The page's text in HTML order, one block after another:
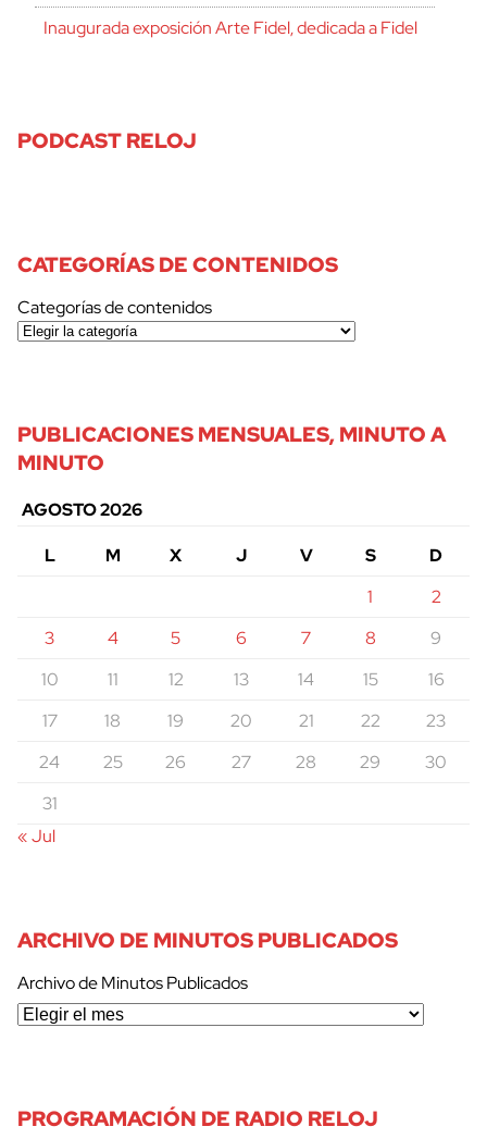
Inaugurada exposición Arte Fidel, dedicada a Fidel
PODCAST RELOJ
CATEGORÍAS DE CONTENIDOS
Categorías de contenidos
PUBLICACIONES MENSUALES, MINUTO A
MINUTO
AGOSTO 2026
L
M X J V S
D
1
2
3
4 5 6 7 8
9
10
11 12 13 14 15
16
17
18 19 20 21 22
23
24
25 26 27 28 29
30
31
« Jul
ARCHIVO DE MINUTOS PUBLICADOS
Archivo de Minutos Publicados
PROGRAMACIÓN DE RADIO RELOJ